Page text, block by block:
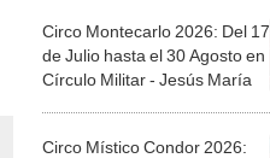
Circo Montecarlo 2026: Del 17
de Julio hasta el 30 Agosto en
Círculo Militar - Jesús María
Circo Místico Condor 2026: